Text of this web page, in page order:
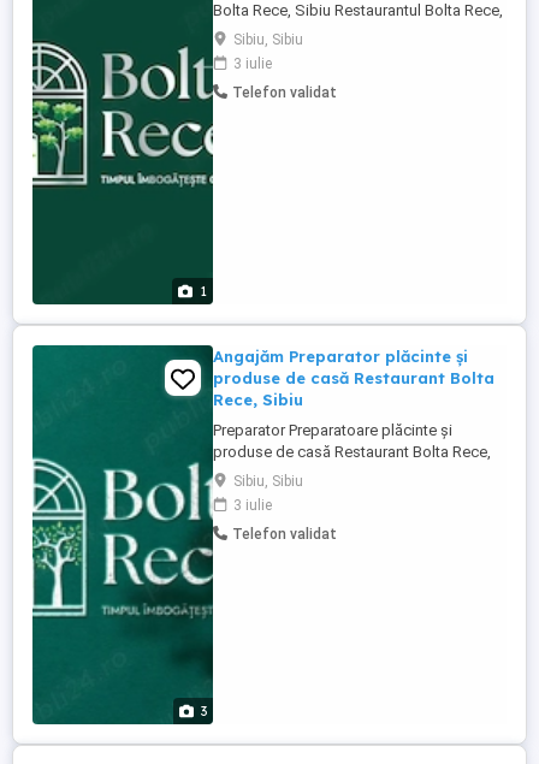
1
Bolta Rece, Sibiu Restaurantul Bolta Rece,
un nou proiect gastronomic în curs de
deschidere în Sibiu, își extinde echipa și
caută un coleg sau o colegă pentru postul
de Pizzar Lucrător în pizzerie. Dacă îți
Sibiu, Sibiu
3 iulie
Telefon validat
3
Angajăm Preparator plăcinte și
produse de casă Restaurant Bolta
Rece, Sibiu
Preparator Preparatoare plăcinte și
produse de casă Restaurant Bolta Rece,
Sibiu Restaurantul Bolta Rece, un nou
proiect gastronomic în curs de
deschidere în Sibiu, își extinde echipa și
caută un coleg sau o colegă pentru postul
Sibiu, Sibiu
3 iulie
Telefon validat